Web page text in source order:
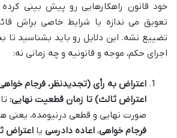
خود قانون راهکارهایی رو پیش بینی
تعویق می ندازه یا شرایط خاصی براش
تضییع نشه. این دلایل رو باید بشناسید تا
اجرای حکم، موجه و قانونیه و چه زمانی نه:
اعتراض به رأی (تجدیدنظر، فرجام
اعتراض ثالث) تا زمان قطعیت نهایی:
صورت نهایی و قطعی درنیومده، یعنی
فرجام خواهی، اعاده دادرسی یا اعتراض